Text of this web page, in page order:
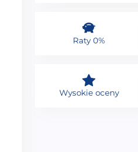
Raty 0%
Wysokie oceny